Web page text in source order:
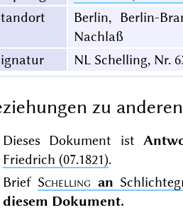
Berlin, Berlin-
Nachlaß
NL Schelling, Nr.
zu
Dieses Dokument ist
Friedrich (07.1821).
Brief Schelling an
diesem Dokument.